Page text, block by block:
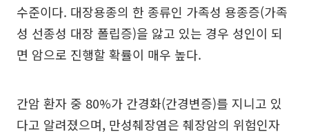
수준이다. 대장용종의 한 종류인 가족성 용종증(가족
성 선종성 대장 폴립증)을 앓고 있는 경우 성인이 되
면 암으로 진행할 확률이 매우 높다.
간암 환자 중 80%가 간경화(간경변증)를 지니고 있
다고 알려졌으며, 만성췌장염은 췌장암의 위험인자